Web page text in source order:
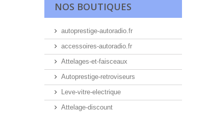
NOS BOUTIQUES
autoprestige-autoradio.fr
accessoires-autoradio.fr
Attelages-et-faisceaux
Autoprestige-retroviseurs
Leve-vitre-electrique
Attelage-discount